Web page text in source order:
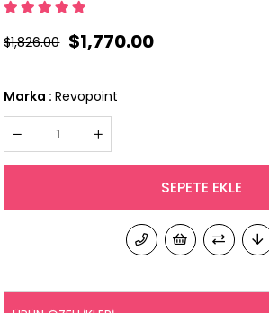
$1,826.00 $1,770.00
Marka : Revopoint